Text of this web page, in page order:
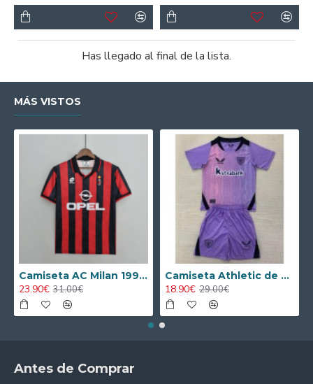
Has llegado al final de la lista.
MÁS VISTOS
Camiseta AC Milan 1995/1996 Local Retro
23.90€ 31.00€
Camiseta Athletic de Bilbao 2024/2025 Alternativo Niño Kit
18.90€ 29.00€
Antes de Comprar